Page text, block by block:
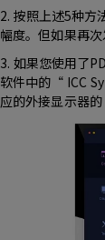
2. 按照上述5种方
幅度。但如果再
3. 如果您使用了
软件中的“ ICC
应的外接显示器